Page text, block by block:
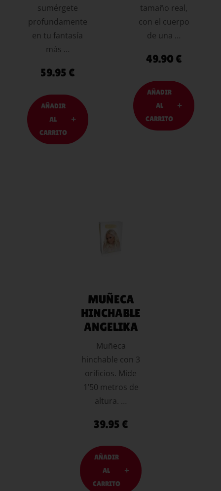
sumérgete
profundamente
en tu fantasía
más …
59.95 €
AÑADIR
AL
CARRITO
tamaño real,
con el cuerpo
de una …
49.90 €
AÑADIR
AL
CARRITO
AL
MUÑECA
HINCHABLE
ANGELIKA
Muñeca
hinchable con 3
orificios. Mide
1’50 metros de
altura. …
39.95 €
AÑADIR
AL
CARRITO